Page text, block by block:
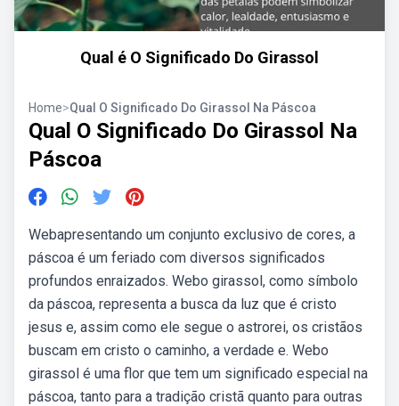
Qual é O Significado Do Girassol
Home>Qual O Significado Do Girassol Na Páscoa
Qual O Significado Do Girassol Na
Páscoa
Webapresentando um conjunto exclusivo de cores, a
páscoa é um feriado com diversos significados
profundos enraizados. Webo girassol, como símbolo
da páscoa, representa a busca da luz que é cristo
jesus e, assim como ele segue o astrorei, os cristãos
buscam em cristo o caminho, a verdade e. Webo
girassol é uma flor que tem um significado especial na
páscoa, tanto para a tradição cristã quanto para outras